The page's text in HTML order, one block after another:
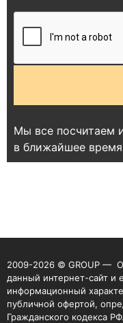
Мы все посчитаем
в ближайшее время
2009-2026 © GROUP —
данный интернет-сайт и
информационный
публичной офертой,
Гражданского кодекса